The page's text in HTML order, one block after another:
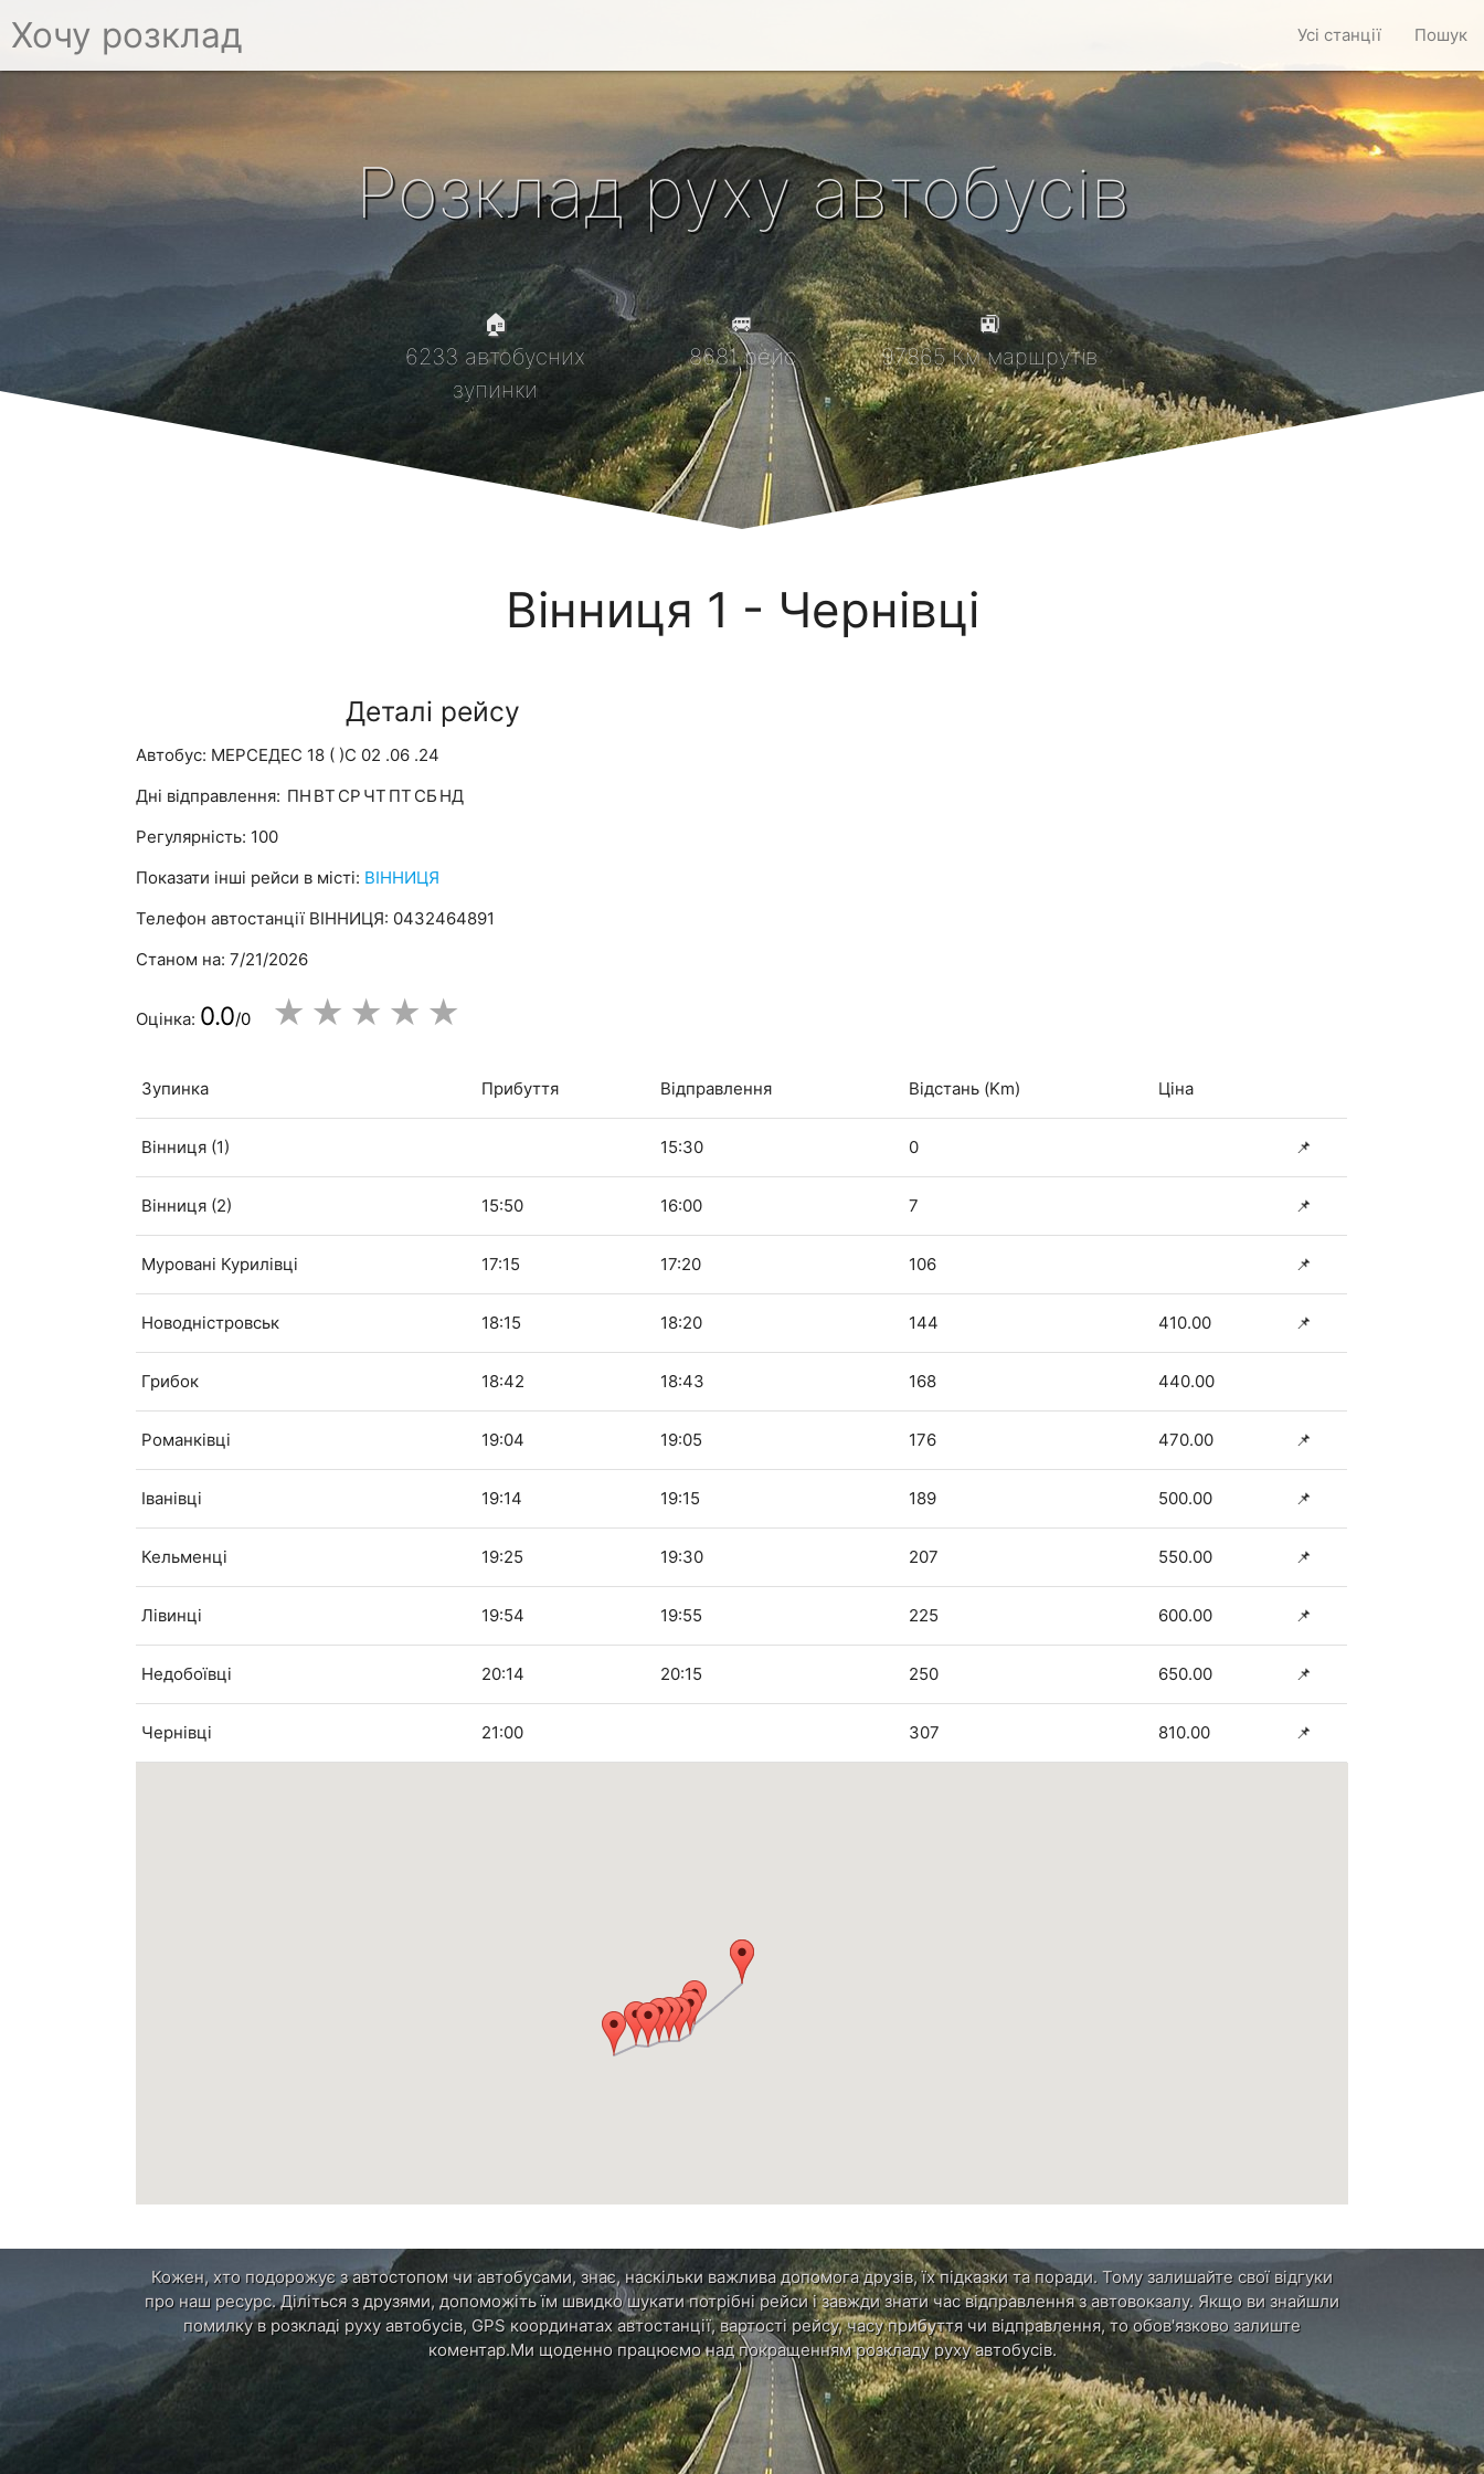
Хочу розклад Усі станції Пошук
Розклад руху автобусів
🏠
6233 автобусних
зупинки
🚐
8681 рейс
🚉
97865 Км маршрутів
Вінниця 1 - Чернівці
Деталі рейсу
Автобус: МЕРСЕДЕС 18 ( )С 02 .06 .24
Дні відправлення: ПН ВТ СР ЧТ ПТ СБ НД
Регулярність: 100
Показати інші рейси в місті: ВІННИЦЯ
Телефон автостанції ВІННИЦЯ: 0432464891
Станом на: 7/21/2026
Оцінка: 0.0/0 ★ ★ ★ ★ ★
Зупинка Прибуття Відправлення Відстань (Km) Ціна
Вінниця (1) 15:30 0 📌
Вінниця (2) 15:50 16:00 7 📌
Муровані Курилівці 17:15 17:20 106 📌
Новодністровськ 18:15 18:20 144 410.00 📌
Грибок 18:42 18:43 168 440.00
Романківці 19:04 19:05 176 470.00 📌
Іванівці 19:14 19:15 189 500.00 📌
Кельменці 19:25 19:30 207 550.00 📌
Лівинці 19:54 19:55 225 600.00 📌
Недобоївці 20:14 20:15 250 650.00 📌
Чернівці 21:00 307 810.00 📌
Кожен, хто подорожує з автостопом чи автобусами, знає, наскільки важлива допомога друзів, їх підказки та поради. Тому залишайте свої відгуки
про наш ресурс. Діліться з друзями, допоможіть їм швидко шукати потрібні рейси і завжди знати час відправлення з автовокзалу. Якщо ви знайшли
помилку в розкладі руху автобусів, GPS координатах автостанції, вартості рейсу, часу прибуття чи відправлення, то обов'язково залиште
коментар.Ми щоденно працюємо над покращенням розкладу руху автобусів.